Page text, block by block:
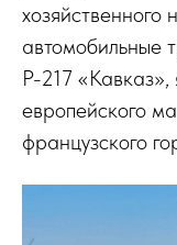
автомобильные
Р-217
европейского
французского